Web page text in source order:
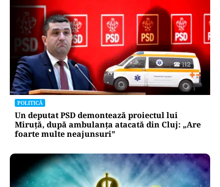
POLITICĂ
Un deputat PSD demontează proiectul lui
Miruță, după ambulanța atacată din Cluj: „Are
foarte multe neajunsuri”